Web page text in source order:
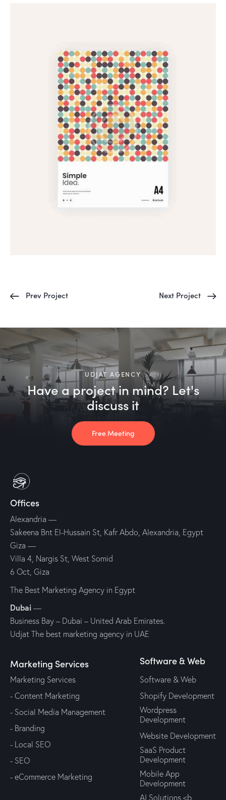
Prev Project Next Project
UDJAT AGENCY
Have a project in mind? Let's
discuss it
Free Meeting
Offices
Alexandria —
Sakeena Bnt El-Hussain St, Kafr Abdo, Alexandria, Egypt
Giza —
Villa 4, Nargis St, West Somid
6 Oct, Giza
The Best Marketing Agency in Egypt
Dubai —
Business Bay – Dubai – United Arab Emirates.
Udjat The best marketing agency in UAE
Marketing Services
Marketing Services
- Content Marketing
- Social Media Management
- Branding
- Local SEO
- SEO
- eCommerce Marketing
Software & Web
Software & Web
Shopify Development
Wordpress
Development
Website Development
SaaS Product
Development
Mobile App
Development
AI Solutions <b